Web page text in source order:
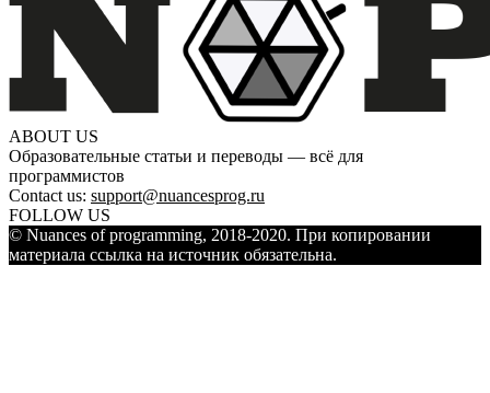
ABOUT US
Образовательные статьи и переводы — всё для
программистов
Contact us: support@nuancesprog.ru
FOLLOW US
© Nuances of programming, 2018-2020. При копировании
материала ссылка на источник обязательна.